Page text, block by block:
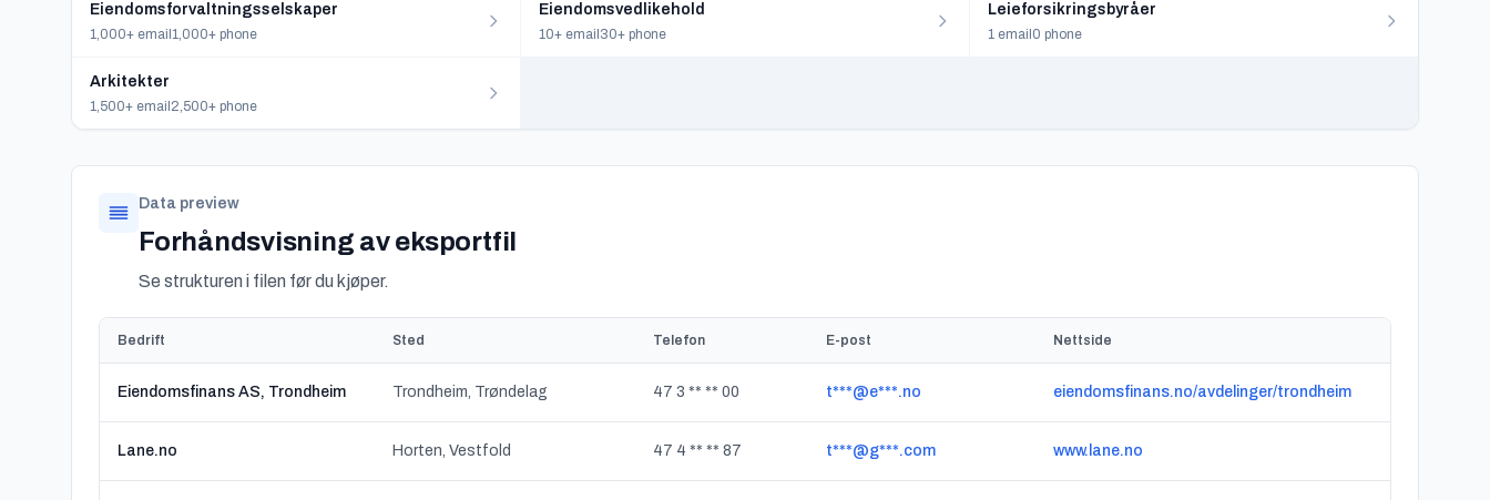
Eiendomsforvaltningsselskaper
1,000+ email 1,000+ phone
Eiendomsvedlikehold
10+ email 30+ phone
Leieforsikringsbyråer
1 email 0 phone
Arkitekter
1,500+ email 2,500+ phone
Data preview
Forhåndsvisning av eksportfil
Se strukturen i filen før du kjøper.
Bedrift Sted Telefon E-post Nettside
Eiendomsfinans AS, Trondheim Trondheim, Trøndelag 47 3 ** ** 00 t***@e***.no eiendomsfinans.no/avdelinger/trondheim
Lane.no Horten, Vestfold 47 4 ** ** 87 t***@g***.com www.lane.no